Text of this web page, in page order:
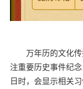
万年历的文化
注重要历史事件纪
日时，会显示相关